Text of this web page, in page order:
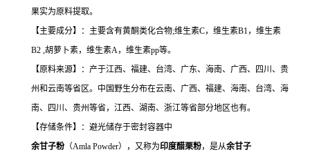
果实为原料提取。
【主要成分】： 主要含有黄酮类化合物;维生素C，维生素B1，维生素
B2 ,胡萝卜素，维生素A，维生素pp等。
【原料来源】： 产于江西、福建、台湾、广东、海南、广西、四川、贵
州和云南等省区。中国野生分布在云南、广西、福建、海南、台湾、海
南、四川、贵州等省，江西、湖南、浙江等省部分地区也有。
【存储条件】：避光储存于密封容器中
余甘子粉 （Amla Powder），又称为印度醋栗粉，是从余甘子